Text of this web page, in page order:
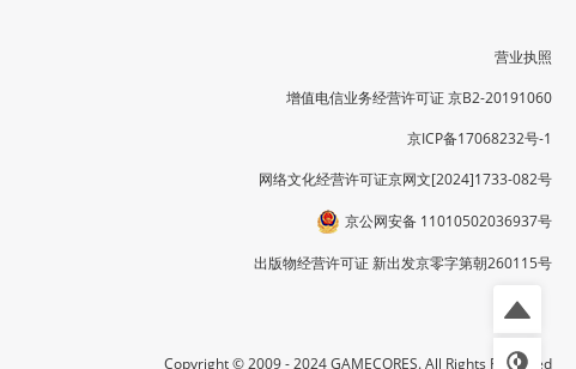
营业执照
增值电信业务经营许可证 京B2-20191060
京ICP备17068232号-1
网络文化经营许可证京网文[2024]1733-082号
京公网安备 11010502036937号
出版物经营许可证 新出发京零字第朝260115号
Copyright © 2009 - 2024 GAMECORES. All Rights Reserved